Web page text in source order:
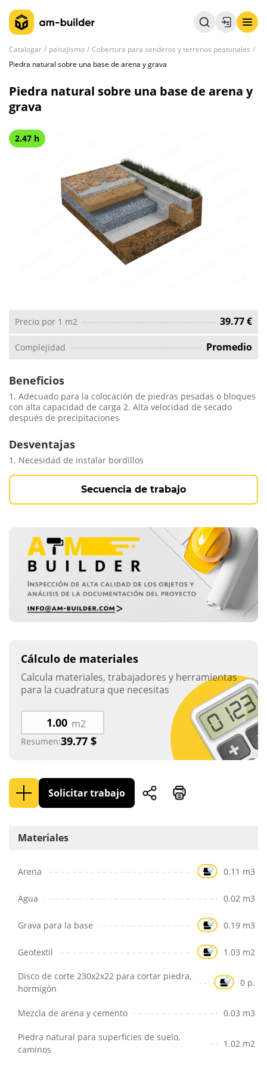
Catalogar paisajismo
Cobertura para senderos y terrenos peatonales
Piedra natural sobre una base de arena y grava
Piedra natural sobre una base de arena y
grava
2.47 h
Precio por 1 m2 39.77 €
Complejidad Promedio
Beneficios
1. Adecuado para la colocación de piedras pesadas o bloques
con alta capacidad de carga 2. Alta velocidad de secado
después de precipitaciones
Desventajas
1. Necesidad de instalar bordillos
Secuencia de trabajo
Materiales
Arena 0.11 m3
Agua 0.02 m3
Grava para la base 0.19 m3
Geotextil 1.03 m2
Disco de corte 230x2x22 para cortar piedra,
hormigón
0 p.
Mezcla de arena y cemento 0.03 m3
Piedra natural para superficies de suelo,
caminos
1.02 m2
Cálculo de materiales
Calcula materiales, trabajadores y herramientas
para la cuadratura que necesitas
m2
Resumen:39.77 $
Solicitar trabajo